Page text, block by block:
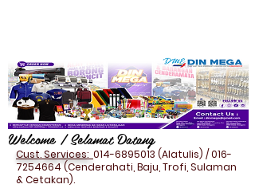
Welcome / Selamat Datang
Cust. Services: 014-6895013 (Alatulis) /016-
7254664(Cenderahati, Baju, Trofi, Sulaman
& Cetakan).